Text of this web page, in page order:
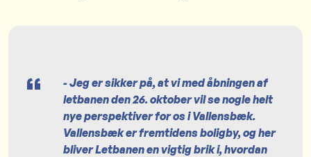
- Jeg er sikker på, at vi med åbningen af
letbanen den 26. oktober vil se nogle helt
nye perspektiver for os i Vallensbæk.
Vallensbæk er fremtidens boligby, og her
bliver Letbanen en vigtig brik i, hvordan